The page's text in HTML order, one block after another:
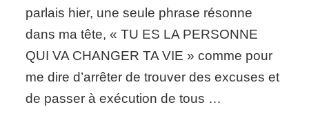
va
ta
vie! »
parlais hier, une seule phrase résonne
dans ma tête, « TU ES LA PERSONNE
QUI VA CHANGER TA VIE » comme pour
me dire d’arrêter de trouver des excuses et
de passer à exécution de tous …